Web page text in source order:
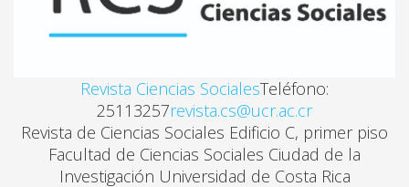
Vanesa Fonseca Gonzalez
Daniel Camacho Monge
"ENSOÑACIÓN". UN FRAGMENTO
Revista Ciencias SocialesTeléfono:
25113257revista.cs@ucr.ac.cr
Revista de Ciencias Sociales Edificio C, primer piso
Facultad de Ciencias Sociales Ciudad de la
Investigación Universidad de Costa Rica